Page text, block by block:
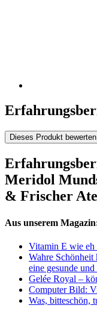
Dieses Produkt bewerten
Meridol
& Frischer
Aus unserem
Vitamin E wie eh
Wahre
eine gesunde
Gelée Royal –
Computer Bild:
Was, bitteschön,